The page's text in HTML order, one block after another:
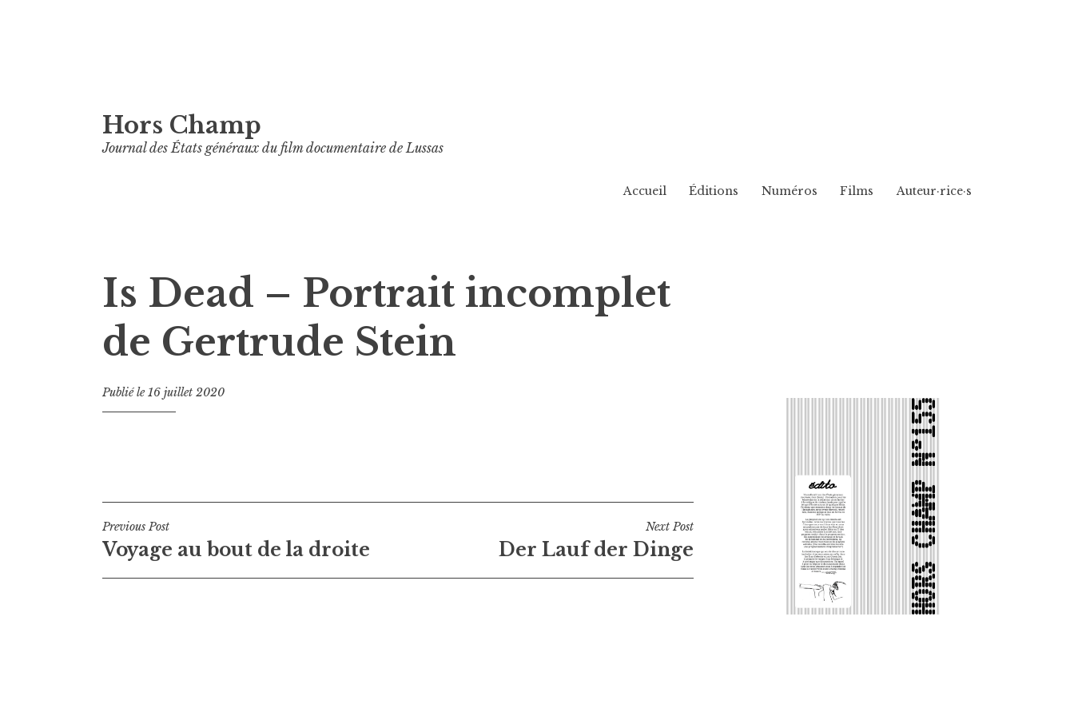
au
contenu
Hors Champ
Journal des États généraux du film documentaire de Lussas
Accueil Éditions Numéros Films Auteur·rice·s
Is Dead – Portrait incomplet
de Gertrude Stein
Publié le16 juillet 2020
Navigation
de
Previous Post
Voyage au bout de la droite
Next Post
Der Lauf der Dinge